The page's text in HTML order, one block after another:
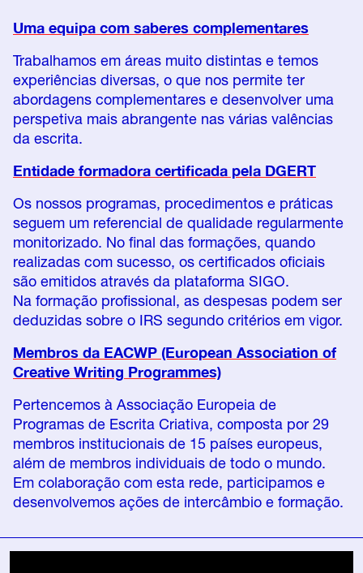
Uma equipa com saberes complementares
Trabalhamos em áreas muito distintas e temos
experiências diversas, o que nos permite ter
abordagens complementares e desenvolver uma
perspetiva mais abrangente nas várias valências
da escrita.
Entidade formadora certificada pela DGERT
Os nossos programas, procedimentos e práticas
seguem um referencial de qualidade regularmente
monitorizado. No final das formações, quando
realizadas com sucesso, os certificados oficiais
são emitidos através da plataforma SIGO.
Na formação profissional, as despesas podem ser
deduzidas sobre o IRS segundo critérios em vigor.
Membros da EACWP (European Association of
Creative Writing Programmes)
Pertencemos à Associação Europeia de
Programas de Escrita Criativa, composta por 29
membros institucionais de 15 países europeus,
além de membros individuais de todo o mundo.
Em colaboração com esta rede, participamos e
desenvolvemos ações de intercâmbio e formação.